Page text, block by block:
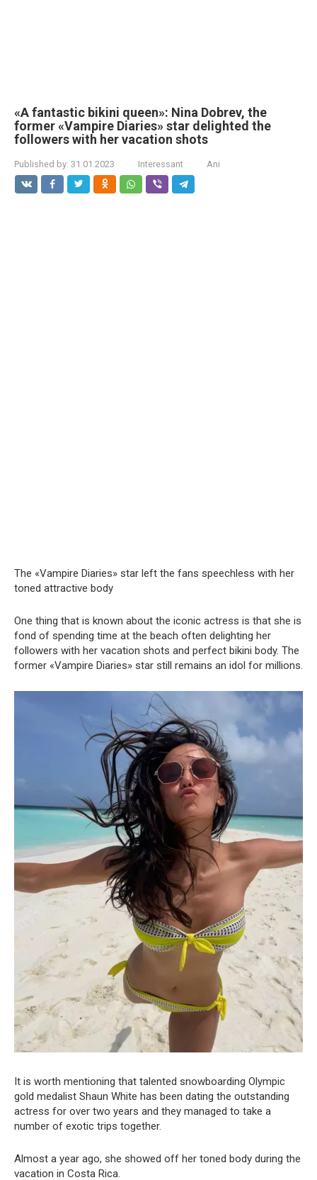
«A fantastic bikini queen»: Nina Dobrev, the
former «Vampire Diaries» star delighted the
followers with her vacation shots
Published by: 31.01.2023 Interessant Ani
The «Vampire Diaries» star left the fans speechless with her
toned attractive body
One thing that is known about the iconic actress is that she is
fond of spending time at the beach often delighting her
followers with her vacation shots and perfect bikini body. The
former «Vampire Diaries» star still remains an idol for millions.
It is worth mentioning that talented snowboarding Olympic
gold medalist Shaun White has been dating the outstanding
actress for over two years and they managed to take a
number of exotic trips together.
Almost a year ago, she showed off her toned body during the
vacation in Costa Rica.